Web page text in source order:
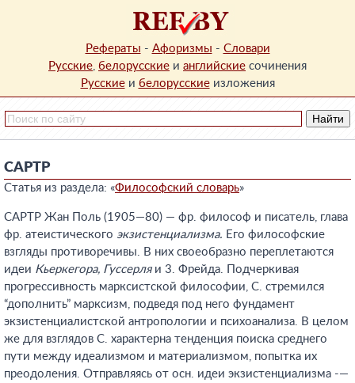
Рефераты - Афоризмы - Словари
Русские, белорусские и английские сочинения
Русскиеи белорусскиеизложения
САРТР
Статья из раздела: «Философский словарь»
САРТР Жан Поль (1905—80) — фр. философ и писатель, глава
фр. атеистического экзистенциализма. Его философские
взгляды противоречивы. В них своеобразно переплетаются
идеи Кьеркегора, Гуссерляи 3. Фрейда. Подчеркивая
прогрессивность марксистской философии, С. стремился
“дополнить” марксизм, подведя под него фундамент
экзистенциалистской антропологии и психоанализа. В целом
же для взглядов С. характерна тенденция поиска среднего
пути между идеализмом и материализмом, попытка их
преодоления. Отправляясь от осн. идеи экзистенциализма -—